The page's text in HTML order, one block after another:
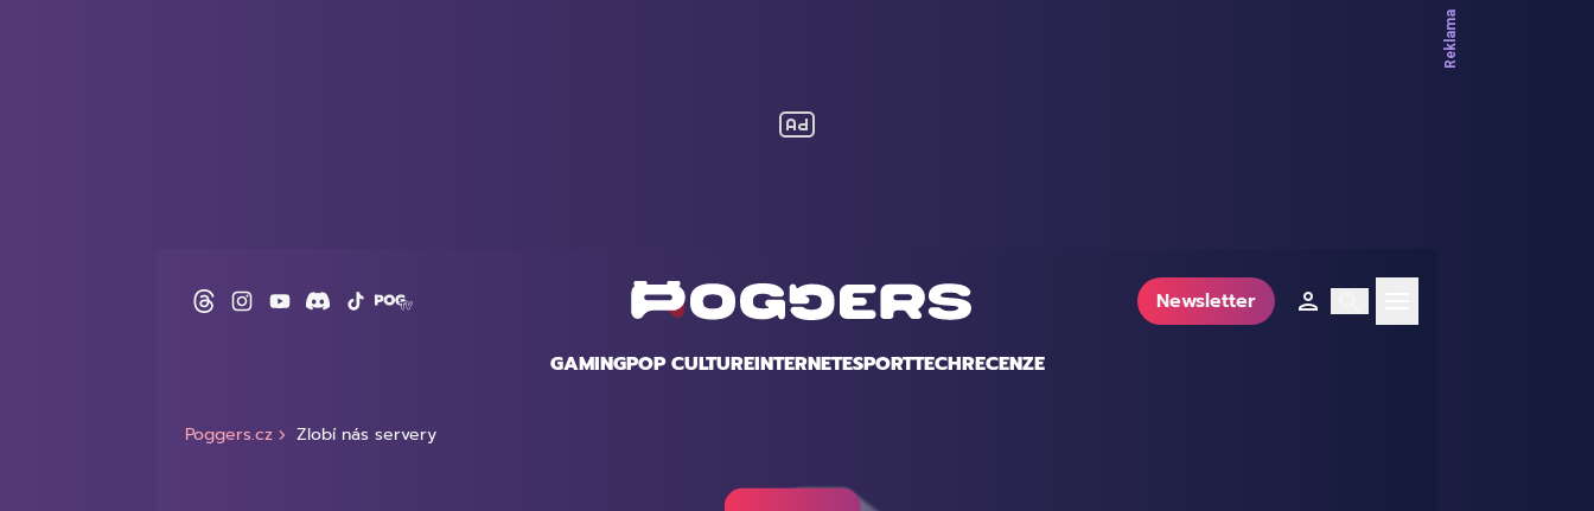
Newsletter
GAMINGPOP CULTUREINTERNETESPORTTECHRECENZE
Poggers.cz Zlobí nás servery